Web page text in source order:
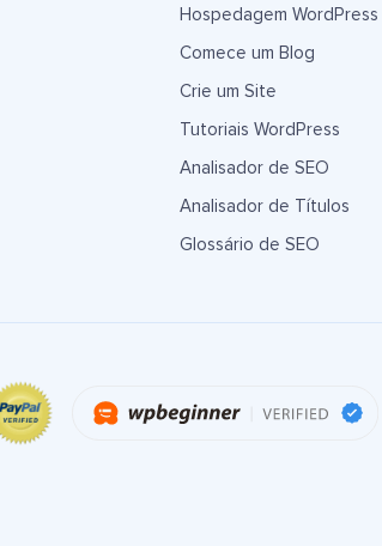
Hospedagem WordPress
Comece um Blog
Crie um Site
Tutoriais WordPress
Analisador de SEO
Analisador de Títulos
Glossário de SEO